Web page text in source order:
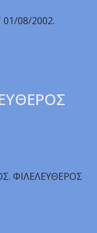
01/08/2002.
ΦIΛEΛEYΘEPOΣ